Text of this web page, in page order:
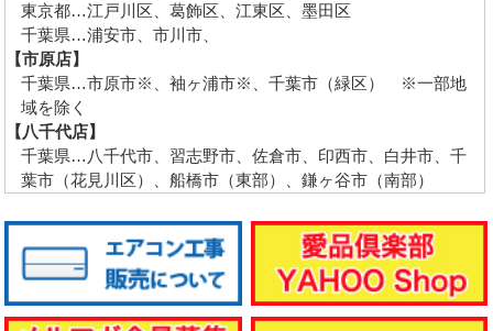
東京都…江戸川区、葛飾区、江東区、墨田区
千葉県…浦安市、市川市、
【市原店】
千葉県…市原市※、袖ヶ浦市※、千葉市（緑区） ※一部地
域を除く
【八千代店】
千葉県…八千代市、習志野市、佐倉市、印西市、白井市、千
葉市（花見川区）、船橋市（東部）、鎌ヶ谷市（南部）